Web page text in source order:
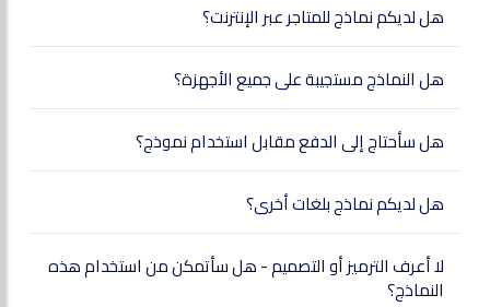
هل لديكم نماذج للمتاجر عبر الإنترنت؟
هل النماذج مستجيبة على جميع الأجهزة؟
هل سأحتاج إلى الدفع مقابل استخدام نموذج؟
هل لديكم نماذج بلغات أخرى؟
لا أعرف الترميز أو التصميم - هل سأتمكن من استخدام هذه
النماذج؟